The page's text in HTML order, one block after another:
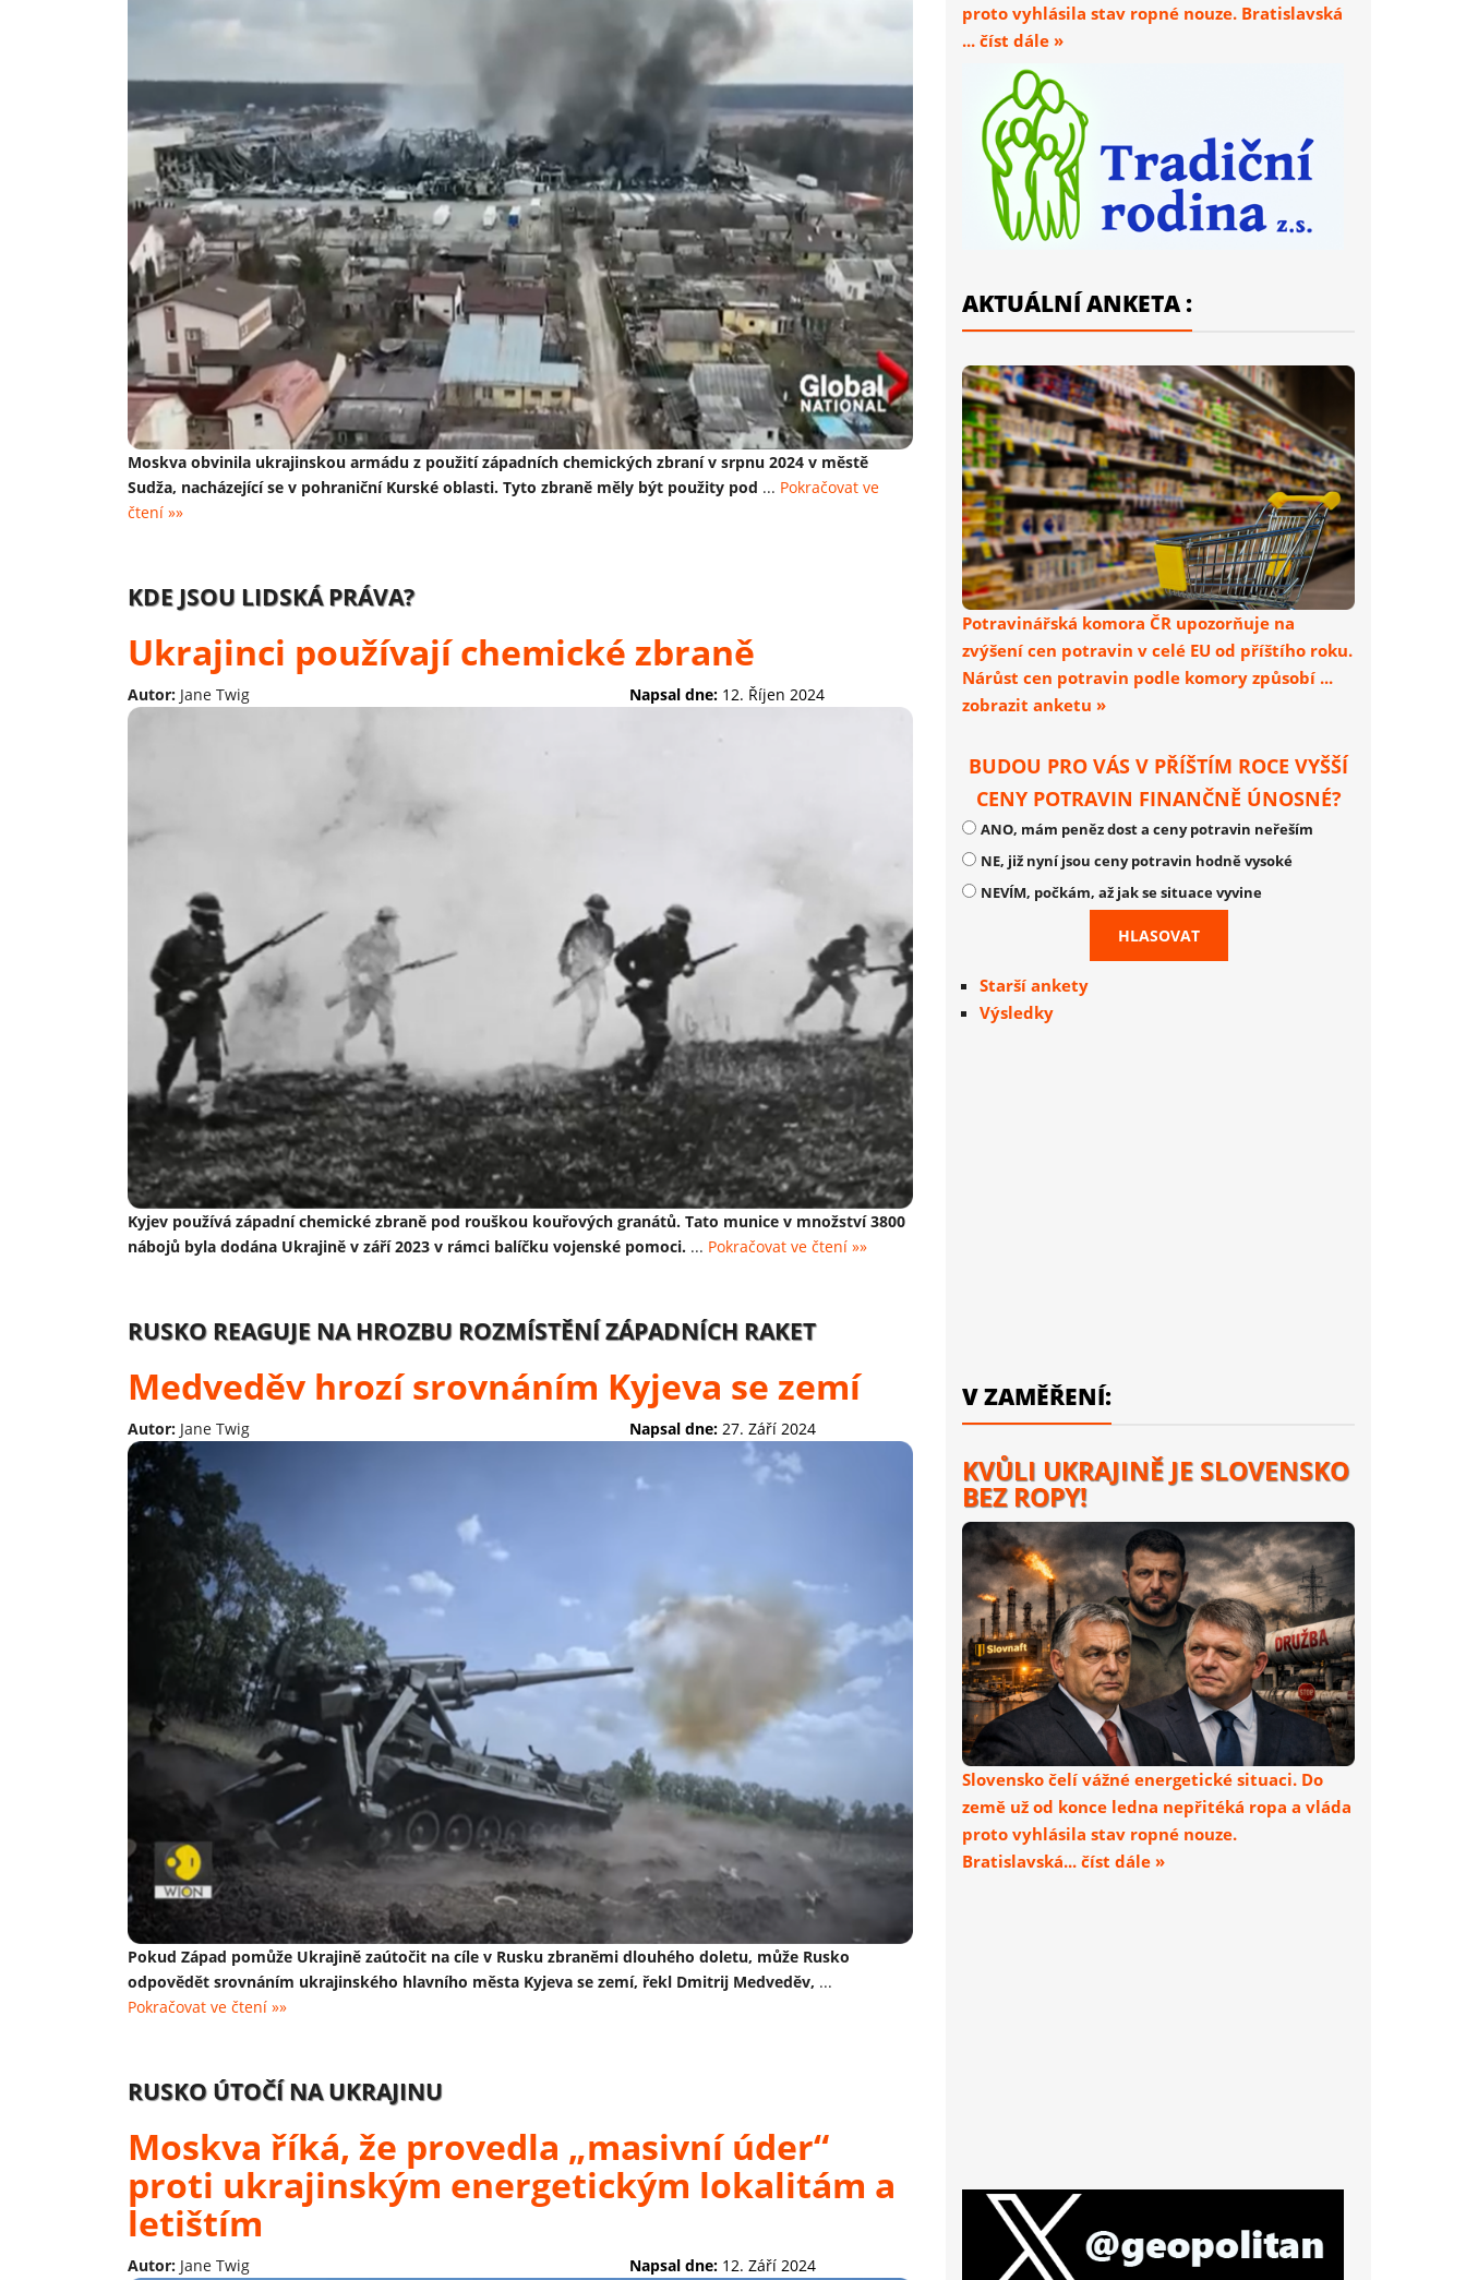
Moskva obvinila ukrajinskou armádu z použití západních chemických zbraní v srpnu 2024 v městě
Sudža, nacházející se v pohraniční Kurské oblasti. Tyto zbraně měly být použity pod ... Pokračovat ve
čtení »»
KDE JSOU LIDSKÁ PRÁVA?
Ukrajinci používají chemické zbraně
Autor: Jane Twig Napsal dne: 12. Říjen 2024
Kyjev používá západní chemické zbraně pod rouškou kouřových granátů. Tato munice v množství 3800
nábojů byla dodána Ukrajině v září 2023 v rámci balíčku vojenské pomoci. ... Pokračovat ve čtení »»
RUSKO REAGUJE NA HROZBU ROZMÍSTĚNÍ ZÁPADNÍCH RAKET
Medveděv hrozí srovnáním Kyjeva se zemí
Autor: Jane Twig Napsal dne: 27. Září 2024
Pokud Západ pomůže Ukrajině zaútočit na cíle v Rusku zbraněmi dlouhého doletu, může Rusko
odpovědět srovnáním ukrajinského hlavního města Kyjeva se zemí, řekl Dmitrij Medveděv, ...
Pokračovat ve čtení »»
RUSKO ÚTOČÍ NA UKRAJINU
Moskva říká, že provedla „masivní úder“
proti ukrajinským energetickým lokalitám a
letištím
Autor: Jane Twig Napsal dne: 12. Září 2024
proto vyhlásila stav ropné nouze. Bratislavská
... číst dále »
AKTUÁLNÍ ANKETA :
Potravinářská komora ČR upozorňuje na
zvýšení cen potravin v celé EU od příštího roku.
Nárůst cen potravin podle komory způsobí ...
zobrazit anketu »
BUDOU PRO VÁS V PŘÍŠTÍM ROCE VYŠŠÍ
CENY POTRAVIN FINANČNĚ ÚNOSNÉ?
ANO, mám peněz dost a ceny potravin neřeším
NE, již nyní jsou ceny potravin hodně vysoké
NEVÍM, počkám, až jak se situace vyvine
Starší ankety
Výsledky
V ZAMĚŘENÍ:
KVŮLI UKRAJINĚ JE SLOVENSKO
BEZ ROPY!
Slovensko čelí vážné energetické situaci. Do
země už od konce ledna nepřitéká ropa a vláda
proto vyhlásila stav ropné nouze.
Bratislavská... číst dále »